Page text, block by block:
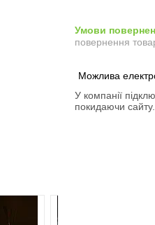
повернення
У компанії
покидаючи сайту.